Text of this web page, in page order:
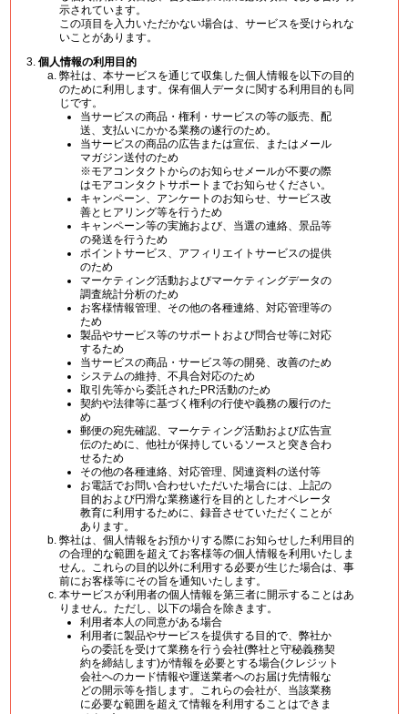
示されています。
この項目を入力いただかない場合は、サービスを受けられな
いことがあります。
個人情報の利用目的
弊社は、本サービスを通じて収集した個人情報を以下の目的
のために利用します。保有個人データに関する利用目的も同
じです。
当サービスの商品・権利・サービスの等の販売、配
送、支払いにかかる業務の遂行のため。
当サービスの商品の広告または宣伝、またはメール
マガジン送付のため
※モアコンタクトからのお知らせメールが不要の際
はモアコンタクトサポートまでお知らせください。
キャンペーン、アンケートのお知らせ、サービス改
善とヒアリング等を行うため
キャンペーン等の実施および、当選の連絡、景品等
の発送を行うため
ポイントサービス、アフィリエイトサービスの提供
のため
マーケティング活動およびマーケティングデータの
調査統計分析のため
お客様情報管理、その他の各種連絡、対応管理等の
ため
製品やサービス等のサポートおよび問合せ等に対応
するため
当サービスの商品・サービス等の開発、改善のため
システムの維持、不具合対応のため
取引先等から委託されたPR活動のため
契約や法律等に基づく権利の行使や義務の履行のた
め
郵便の宛先確認、マーケティング活動および広告宣
伝のために、他社が保持しているソースと突き合わ
せるため
その他の各種連絡、対応管理、関連資料の送付等
お電話でお問い合わせいただいた場合には、上記の
目的および円滑な業務遂行を目的としたオペレータ
教育に利用するために、録音させていただくことが
あります。
弊社は、個人情報をお預かりする際にお知らせした利用目的
の合理的な範囲を超えてお客様等の個人情報を利用いたしま
せん。これらの目的以外に利用する必要が生じた場合は、事
前にお客様等にその旨を通知いたします。
本サービスが利用者の個人情報を第三者に開示することはあ
りません。ただし、以下の場合を除きます。
利用者本人の同意がある場合
利用者に製品やサービスを提供する目的で、弊社か
らの委託を受けて業務を行う会社(弊社と守秘義務契
約を締結します)が情報を必要とする場合(クレジット
会社へのカード情報や運送業者へのお届け先情報な
どの開示等を指します。これらの会社が、当該業務
に必要な範囲を超えて情報を利用することはできま